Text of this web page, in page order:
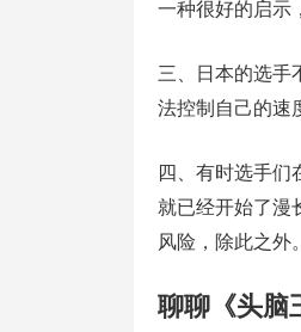
一种很好的启示
三、日本的选手
法控制自己的速
四、有时选手们
就已经开始了漫
风险，除此之外。
聊聊《头脑